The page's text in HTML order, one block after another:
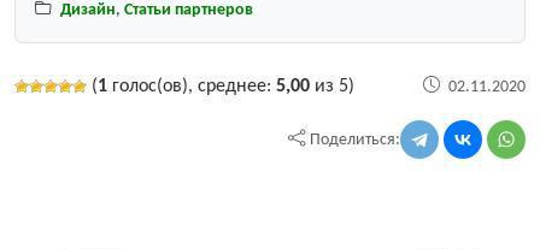
Дизайн, Статьи партнеров
(1 голос(ов), среднее: 5,00 из 5) 02.11.2020
Поделиться: